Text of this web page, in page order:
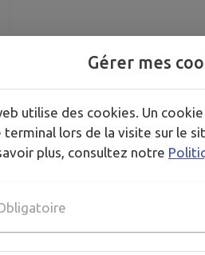
Gérer mes
utilise des cookies. Un
terminal lors de la visite sur le
plus, consultez notre